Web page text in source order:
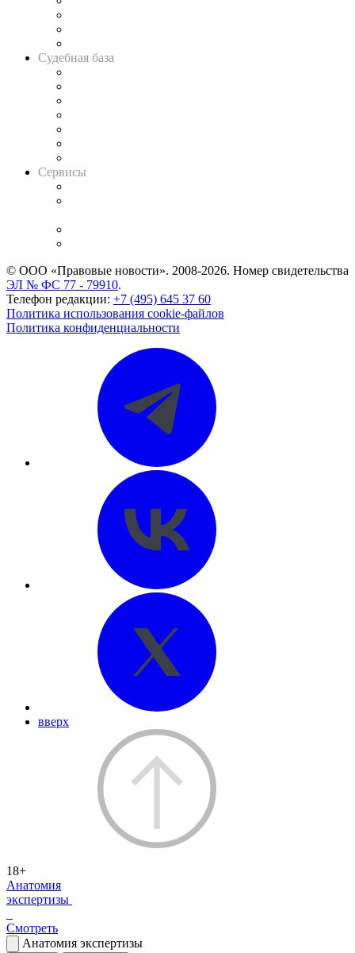
Судебная база
Сервисы
© ООО «Правовые новости». 2008-2026. Номер свидетельства
ЭЛ № ФС 77 - 79910.
Телефон редакции: +7 (495) 645 37 60
Политика использования cookie-файлов
Политика конфиденциальности
вверх
18+
Анатомия
экспертизы
Смотреть
Анатомия экспертизы